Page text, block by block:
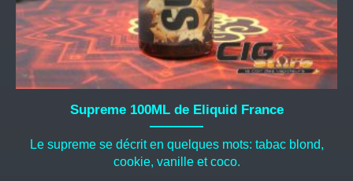
Supreme 100ML de Eliquid France
Le supreme se décrit en quelques mots: tabac blond,
cookie, vanille et coco.